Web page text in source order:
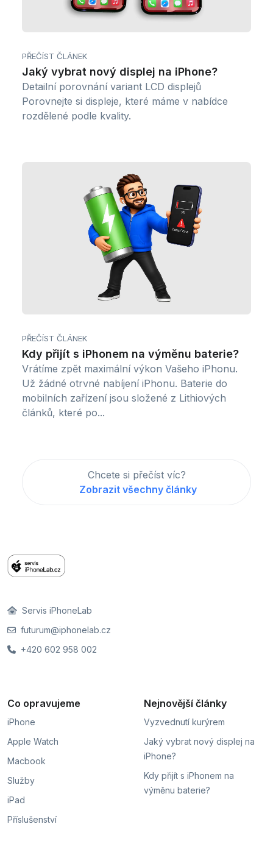
PŘEČÍST ČLÁNEK
Jaký vybrat nový displej na iPhone?
Detailní porovnání variant LCD displejů
Porovnejte si displeje, které máme v nabídce
rozdělené podle kvality.
PŘEČÍST ČLÁNEK
Kdy přijít s iPhonem na výměnu baterie?
Vrátíme zpět maximální výkon Vašeho iPhonu.
Už žádné otrvné nabíjení iPhonu. Baterie do
mobilních zařízení jsou složené z Lithiových
článků, které po...
Chcete si přečíst víc?
Zobrazit všechny články
Servis iPhoneLab
futurum@iphonelab.cz
+420 602 958 002
Co opravujeme
iPhone
Apple Watch
Macbook
Služby
iPad
Příslušenství
Nejnovější články
Vyzvednutí kurýrem
Jaký vybrat nový displej na
iPhone?
Kdy přijít s iPhonem na
výměnu baterie?